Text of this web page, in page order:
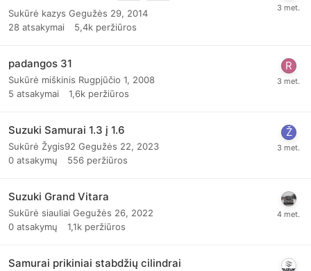
Sukūrė kazys Gegužės 29, 2014
28 atsakymai 5,4k peržiūros
padangos 31
Sukūrė miškinis Rugpjūčio 1, 2008
5 atsakymai 1,6k peržiūros
Suzuki Samurai 1.3 į 1.6
Sukūrė Žygis92 Gegužės 22, 2023
0 atsakymų 556 peržiūros
Suzuki Grand Vitara
Sukūrė siauliai Gegužės 26, 2022
0 atsakymų 1,1k peržiūros
Samurai prikiniai stabdžių cilindrai